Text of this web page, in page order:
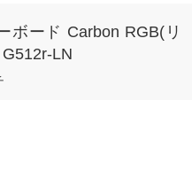
ボード Carbon RGB(リ
LN